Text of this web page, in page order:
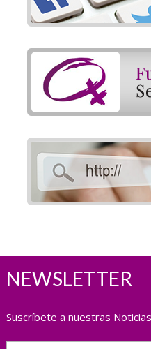
NEWSLETTER
Suscríbete a nuestras